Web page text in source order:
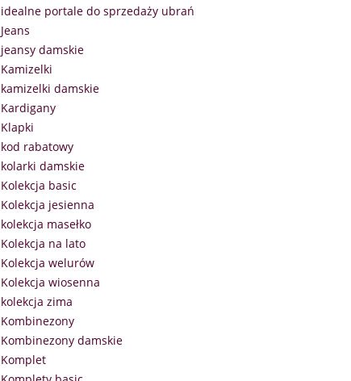
idealne portale do sprzedaży ubrań
Jeans
jeansy damskie
Kamizelki
kamizelki damskie
Kardigany
Klapki
kod rabatowy
kolarki damskie
Kolekcja basic
Kolekcja jesienna
kolekcja masełko
Kolekcja na lato
Kolekcja welurów
Kolekcja wiosenna
kolekcja zima
Kombinezony
Kombinezony damskie
Komplet